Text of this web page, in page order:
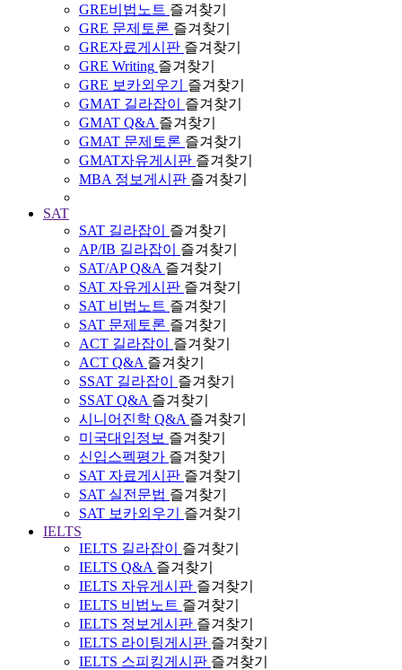
GRE비법노트 즐겨찾기
GRE 문제토론 즐겨찾기
GRE자료게시판 즐겨찾기
GRE Writing 즐겨찾기
GRE 보카외우기
즐겨찾기
GMAT 길라잡이
즐겨찾기
GMAT Q&A 즐겨찾기
GMAT 문제토론 즐겨찾기
GMAT자유게시판 즐겨찾기
MBA 정보게시판 즐겨찾기
SAT
SAT 길라잡이
즐겨찾기
AP/IB 길라잡이
즐겨찾기
SAT/AP Q&A 즐겨찾기
SAT 자유게시판 즐겨찾기
SAT 비법노트 즐겨찾기
SAT 문제토론 즐겨찾기
ACT 길라잡이
즐겨찾기
ACT Q&A 즐겨찾기
SSAT 길라잡이
즐겨찾기
SSAT Q&A 즐겨찾기
시니어진학 Q&A 즐겨찾기
미국대입정보 즐겨찾기
신입스펙평가 즐겨찾기
SAT 자료게시판 즐겨찾기
SAT 실전문법 즐겨찾기
SAT 보카외우기
즐겨찾기
IELTS
IELTS 길라잡이
즐겨찾기
IELTS Q&A 즐겨찾기
IELTS 자유게시판 즐겨찾기
IELTS 비법노트 즐겨찾기
IELTS 정보게시판 즐겨찾기
IELTS 라이팅게시판 즐겨찾기
IELTS 스피킹게시판 즐겨찾기